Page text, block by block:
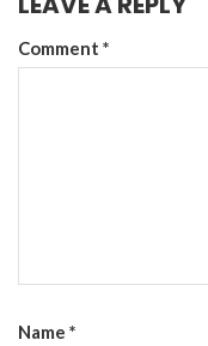
Comment *
Name *